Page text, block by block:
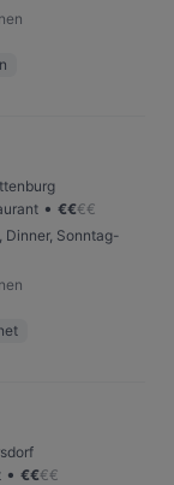
• €€€€
Dinner, Sonntag-
• €€€€